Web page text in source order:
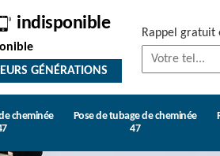
indisponible
GÉNÉRATIONS
Rappel
cheminée
Pose de tubage de cheminée
47